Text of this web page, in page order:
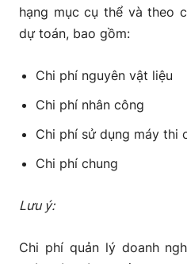
hạng mục cụ thể và theo
dự toán, bao gồm:
Chi phí nguyên vật liệu
Chi phí nhân công
Chi phí sử dụng máy thi
Chi phí chung
Lưu ý:
Chi phí quản lý doanh